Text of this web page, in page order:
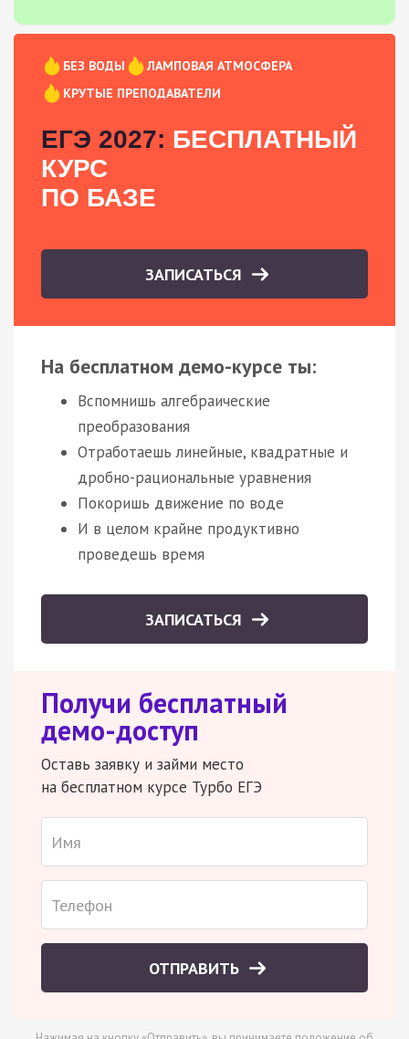
БЕЗ ВОДЫ
ЛАМПОВАЯ АТМОСФЕРА
КРУТЫЕ ПРЕПОДАВАТЕЛИ
ЕГЭ 2027: БЕСПЛАТНЫЙ
КУРС
ПО БАЗЕ
ЗАПИСАТЬСЯ
На бесплатном демо-курсе ты:
Вспомнишь алгебраические
преобразования
Отработаешь линейные, квадратные и
дробно-рациональные уравнения
Покоришь движение по воде
И в целом крайне продуктивно
проведешь время
ЗАПИСАТЬСЯ
Получи бесплатный
демо-доступ
Оставь заявку и займи место
на бесплатном курсе Турбо ЕГЭ
ОТПРАВИТЬ